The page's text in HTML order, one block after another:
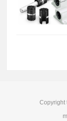
Copyright